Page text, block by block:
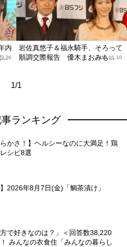
内
...
岩佐真悠子＆福永騎手、そろって
順調交際報告 優木まおみも...
2013.01.10
1/1
事ランキング
らかさ！】ヘルシーなのに大満足！鶏
シピ8選
】2026年8月7日(金)「鯛茶漬け」
方で好きなのは？」＜回答数38,220
みんなの衣食住「みんなの暮らし